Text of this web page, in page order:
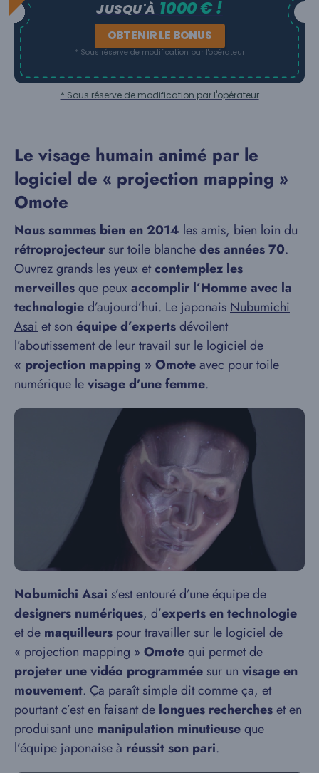
JUSQU'À 1000 € !
OBTENIR LE BONUS
* Sous réserve de modification par l'opérateur
* Sous réserve de modification par l'opérateur
Le visage humain animé par le
logiciel de « projection mapping »
Omote
Nous sommes bien en 2014 les amis, bien loin du
rétroprojecteur sur toile blanchedes années 70.
Ouvrez grands les yeux etcontemplez les
merveillesque peuxaccomplir l’Homme avec la
technologied’aujourd’hui. Le japonais Nubumichi
Asai et son équipe d’expertsdévoilent
l’aboutissement de leur travail sur le logiciel de
« projection mapping » Omoteavec pour toile
numérique levisage d’une femme.
Nobumichi Asai s’est entouré d’une équipe de
designers numériques, d’experts en technologie
et de maquilleurs pour travailler sur le logiciel de
« projection mapping »Omotequi permet de
projeter une vidéo programmée sur un visage en
mouvement. Ça paraît simple dit comme ça, et
pourtant c’est en faisant de longues rechercheset en
produisant une manipulation minutieuseque
l’équipe japonaise à réussit son pari.